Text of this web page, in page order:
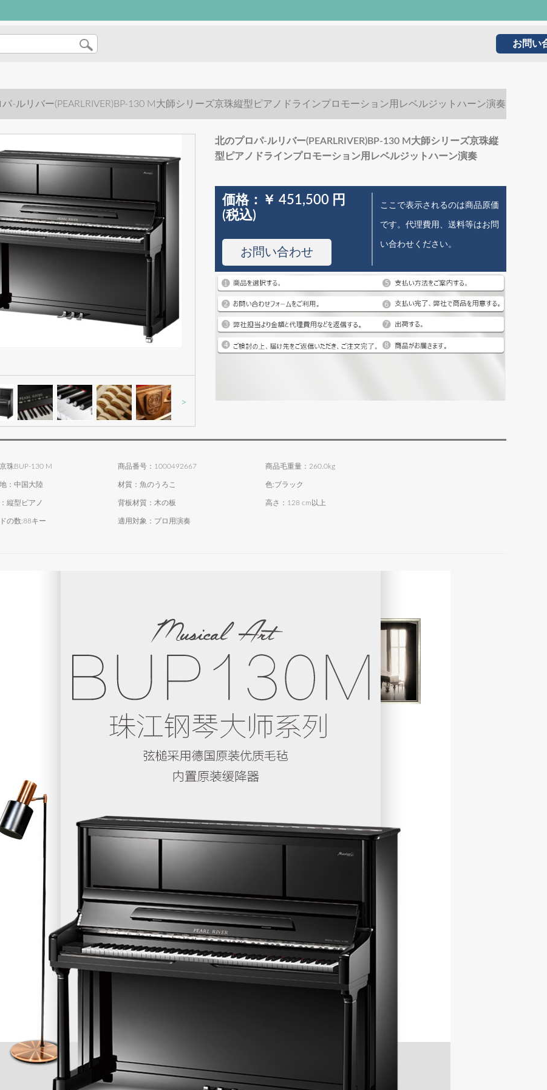
お問い
-ルリバー(PEARLRIVER)BP-130 M大師シリーズ京珠縦型ピアノドラインプロモーション用レベルジットハーン演奏
>
北のプロパ-ルリバー(PEARLRIVER)BP-130 M大師シリーズ京珠縦
型ピアノドラインプロモーション用レベルジットハーン演奏
価格： ￥ 451,500 円
(税込)
お問い合わせ
ここで表示されるのは商品原価
です。代理費用、送料等はお問
い合わせください。
珠BUP-130 M 商品番号：1000492667 商品毛重量：260.0kg
：中国大陸 材質：魚のうろこ 色:ブラック
縦型ピアノ 背板材質：木の板 高さ：128 cm以上
の数:88キー 適用対象：プロ用演奏